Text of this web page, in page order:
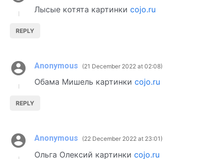
Лысые котята картинки cojo.ru
REPLY
Anonymous 21 December 2022 at 02:08
Обама Мишель картинки cojo.ru
REPLY
Anonymous 22 December 2022 at 23:01
Ольга Олексий картинки cojo.ru